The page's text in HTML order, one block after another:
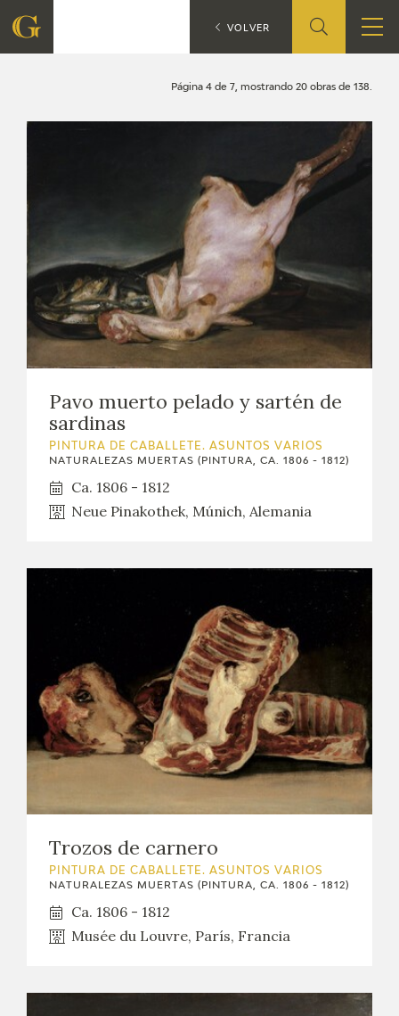
CENTRO DE INVESTIGACIÓN Y DOCUMENTACIÓN
SEDE
CONTACTO
EXPOSICIONES
ACTIVIDADES
BIOGRAFÍA
CRONOLOGÍA
GOYA EN EL MUNDO
GOYA EN ARAGÓN
Página 4 de 7, mostrando 20 obras de 138.
Pavo muerto pelado y sartén de
sardinas
PINTURA DE CABALLETE. ASUNTOS VARIOS
NATURALEZAS MUERTAS (PINTURA, CA. 1806 - 1812)
Ca. 1806 - 1812
Neue Pinakothek, Múnich, Alemania
Trozos de carnero
PINTURA DE CABALLETE. ASUNTOS VARIOS
NATURALEZAS MUERTAS (PINTURA, CA. 1806 - 1812)
Ca. 1806 - 1812
Musée du Louvre, París, Francia
CATÁLOGO Búsqueda
VOLVER